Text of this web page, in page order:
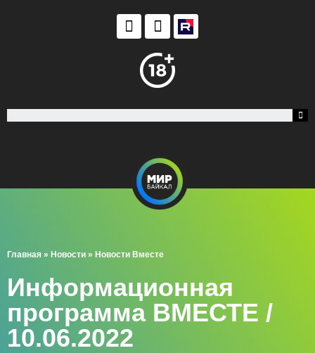
Главная » Новости » Новости Вместе
Информационная
программа ВМЕСТЕ /
10.06.2022